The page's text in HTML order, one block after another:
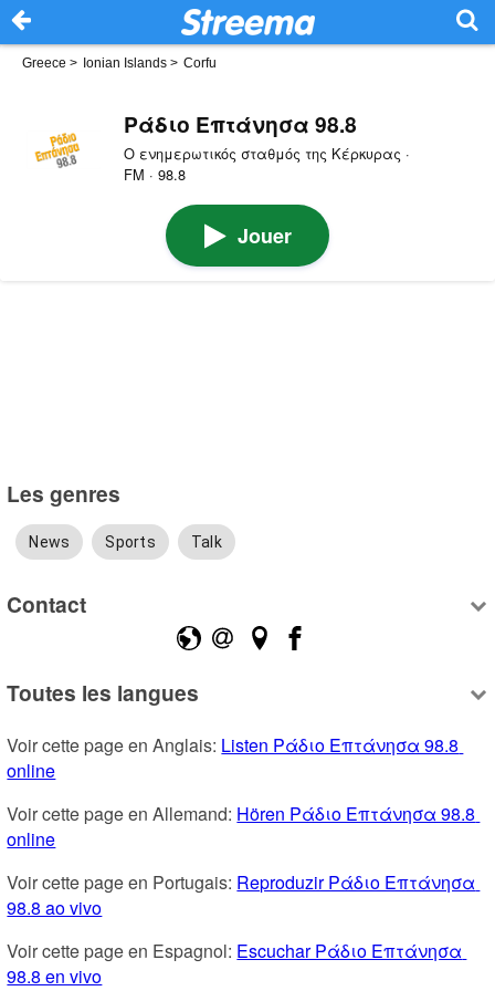
Greece > Ionian Islands > Corfu
Ράδιο Επτάνησα 98.8
Ο ενημερωτικός σταθμός της Κέρκυρας ·
FM · 98.8
Jouer
Les genres
News Sports Talk
Contact
Toutes les langues
Voir cette page en Anglais: Listen Ράδιο Επτάνησα 98.8
online
Voir cette page en Allemand: Hören Ράδιο Επτάνησα 98.8
online
Voir cette page en Portugais: Reproduzir Ράδιο Επτάνησα
98.8 ao vivo
Voir cette page en Espagnol: Escuchar Ράδιο Επτάνησα
98.8 en vivo